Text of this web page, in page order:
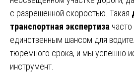
с разрешенной скоростью. Такая
транспортная экспертиза часто
единственным шансом для
тюремного срока, и мы успешно
инструмент.